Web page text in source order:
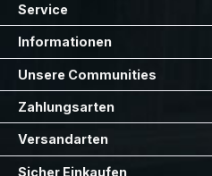
Service
Informationen
Unsere Communities
Zahlungsarten
Versandarten
Sicher Einkaufen